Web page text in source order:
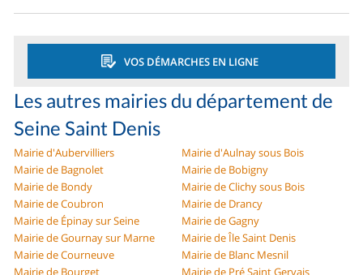
VOS DÉMARCHES EN LIGNE
Les autres mairies du département de
Seine Saint Denis
Mairie d'Aubervilliers
Mairie d'Aulnay sous Bois
Mairie de Bagnolet
Mairie de Bobigny
Mairie de Bondy
Mairie de Clichy sous Bois
Mairie de Coubron
Mairie de Drancy
Mairie de Épinay sur Seine
Mairie de Gagny
Mairie de Gournay sur Marne
Mairie de Île Saint Denis
Mairie de Courneuve
Mairie de Blanc Mesnil